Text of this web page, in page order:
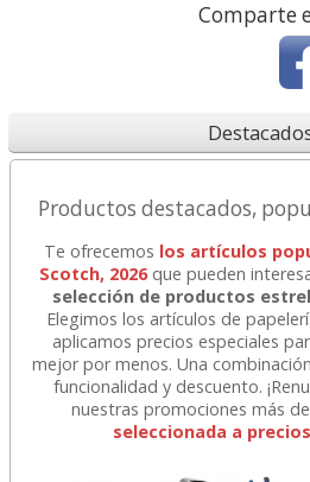
Comparte
Productos destacados,
Te ofrecemos los artículos
Scotch, 2026 que pueden
selección de productos
Elegimos los artículos de
aplicamos precios especiales
mejor por menos. Una
funcionalidad y descuento.
nuestras promociones más
seleccionada a